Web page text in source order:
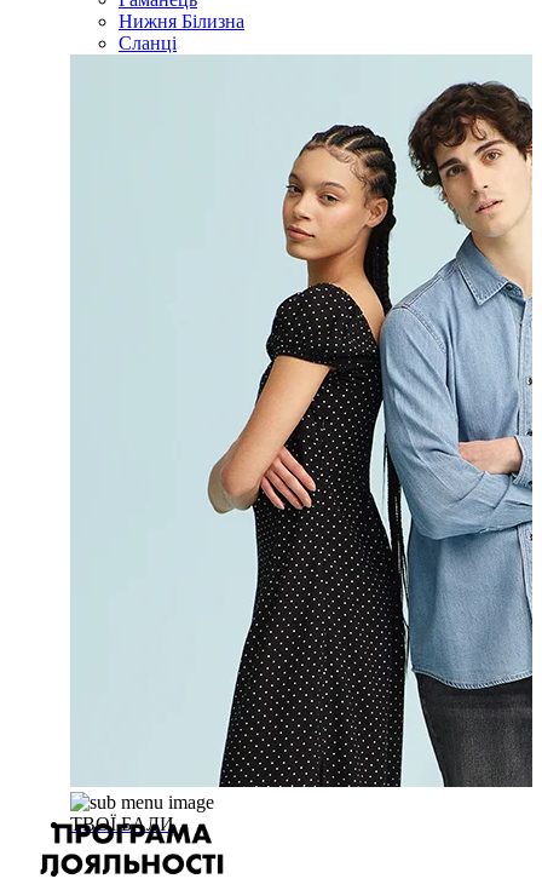
Нижня Білизна
Сланці
ТВОЇ БАЛИ